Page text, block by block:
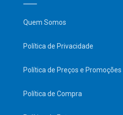
Quem Somos
Política de Privacidade
Política de Preços e Promoções
Política de Compra